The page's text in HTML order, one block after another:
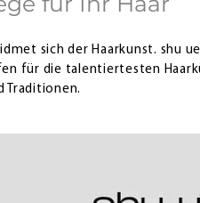
sich der Haarkunst. shu
für die talentiertesten
Traditionen.